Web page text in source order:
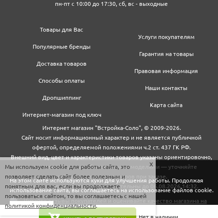
пн-пт с 10:00 до 17:30, сб, вс - выходные
Товары для Вас
Популярные бренды
Доставка товаров
Способы оплаты
Дропшиппинг
Интернет-магазин под ключ
Услуги покупателям
Гарантия на товары
Правовая информация
Наши контакты
Карта сайта
Интернет магазин "Встройка-Соло", © 2009-2026.
Сайт носит информационный характер и не является публичной
офертой, определяемой положениями ч.2 ст. 437 ГК РФ.
Внешний вид, цвет и характеристики товаров указаны ориентировочно,
могут не совпадать с обновленными моделями — уточняйте
информацию у менеджеров при заказе.
Цены и условия доставки действительны до 06.08.2026 14:32.
На этом сайте используются куки для улучшения работы. Продолжая
использование сайта, вы соглашаетесь на использование файлов cookie.
Закрыть
Мы используем cookie для работы сайта, это
позволяет сделать сайт более полезным и
понятным для вас, если вы продолжаете
пользоваться сайтом, то вы соглашаетесь с нашей
политикой конфиденциальности.